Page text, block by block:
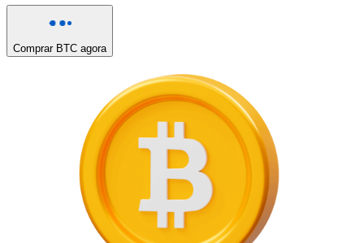
Comprar BTC agora